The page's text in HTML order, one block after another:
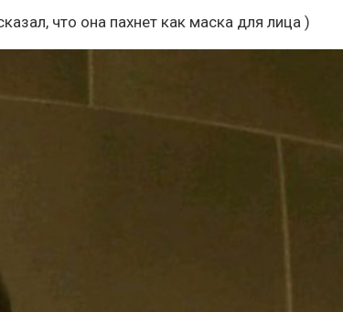
что она пахнет как маска для лица )